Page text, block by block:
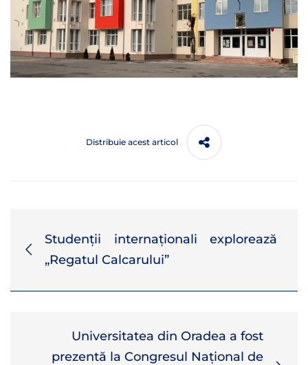
Distribuie acest articol
Studenții internaționali explorează
„Regatul Calcarului”
Universitatea din Oradea a fost
prezentă la Congresul Național de